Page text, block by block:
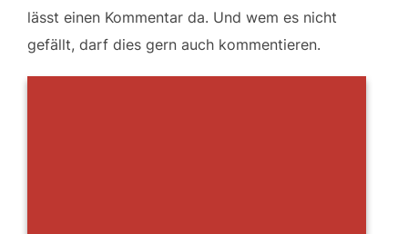
lässt einen Kommentar da. Und wem es nicht
gefällt, darf dies gern auch kommentieren.